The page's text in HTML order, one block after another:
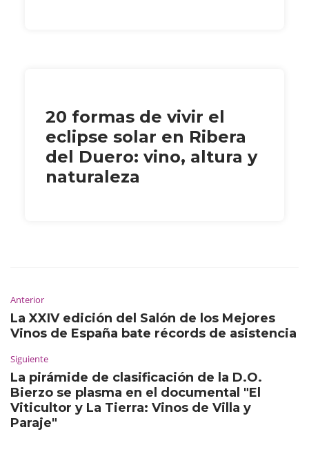
20 formas de vivir el
eclipse solar en Ribera
del Duero: vino, altura y
naturaleza
Anterior
La XXIV edición del Salón de los Mejores
Vinos de España bate récords de asistencia
Siguiente
La pirámide de clasificación de la D.O.
Bierzo se plasma en el documental "El
Viticultor y La Tierra: Vinos de Villa y
Paraje"